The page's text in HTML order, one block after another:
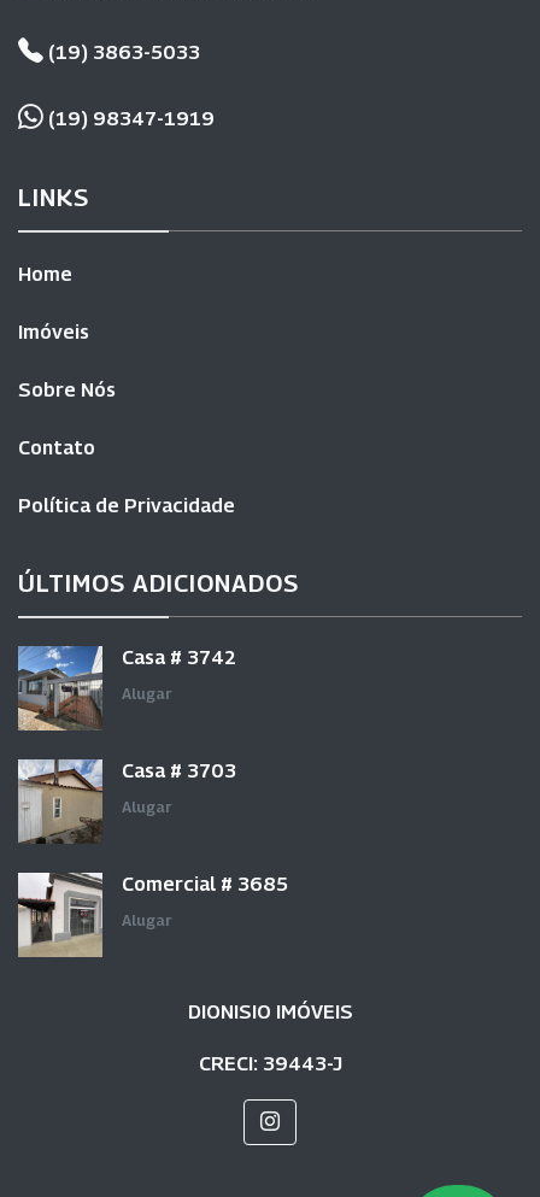
(19) 3863-5033
(19) 98347-1919
LINKS
Home
Imóveis
Sobre Nós
Contato
Política de Privacidade
ÚLTIMOS ADICIONADOS
Casa # 3742
Alugar
Casa # 3703
Alugar
Comercial # 3685
Alugar
DIONISIO IMÓVEIS
CRECI: 39443-J